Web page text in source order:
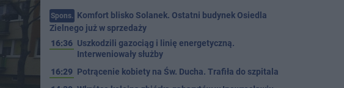
Spons. Komfort blisko Solanek. Ostatni budynek Osiedla
Zielnego już w sprzedaży
16:36 Uszkodzili gazociąg i linię energetyczną.
Interweniowały służby
16:29 Potrącenie kobiety na Św. Ducha. Trafiła do szpitala